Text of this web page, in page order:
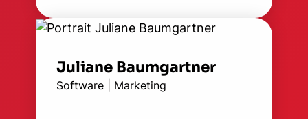
Juliane Baumgartner
Software | Marketing